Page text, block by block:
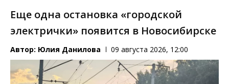
Еще одна остановка «городской
электрички» появится в Новосибирске
Автор: Юлия Данилова 09 августа 2026, 12:00